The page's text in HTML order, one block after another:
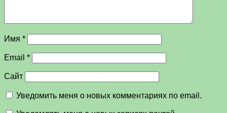
Имя *
Email *
Сайт
Уведомить меня о новых комментариях по email.